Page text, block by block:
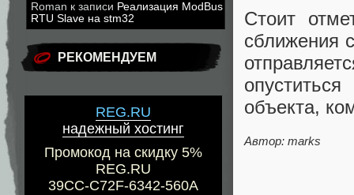
Roman к записи Реализация ModBus
RTU Slave на stm32
РЕКОМЕНДУЕМ
REG.RU
надежный хостинг
Промокод на скидку 5%
REG.RU
39CC-C72F-6342-560A
Стоит
сближения
объекта,
Автор: marks